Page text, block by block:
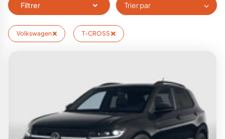
Filtrer Trier par
Volkswagen T-CROSS